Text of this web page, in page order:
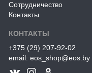
Сотрудничество
Контакты
КОНТАКТЫ
+375 (29) 207-92-02
email: eos_shop@eos.by